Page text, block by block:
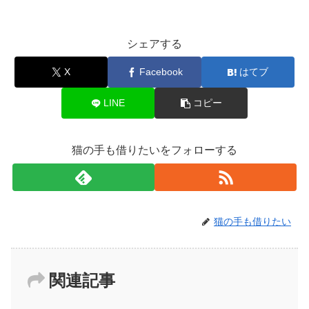
シェアする
X Facebook はてブ
LINE コピー
猫の手も借りたいをフォローする
猫の手も借りたい
関連記事